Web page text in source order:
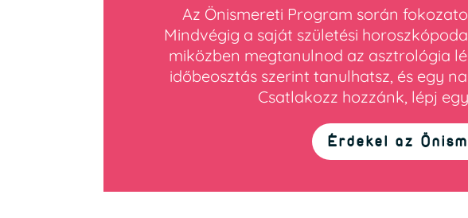
Az Önismereti Program során
Mindvégig a saját születési
miközben megtanulnod az asztrológia
időbeosztás szerint tanulhatsz, és egy
Csatlakozz hozzánk, lépj
Érdekel az